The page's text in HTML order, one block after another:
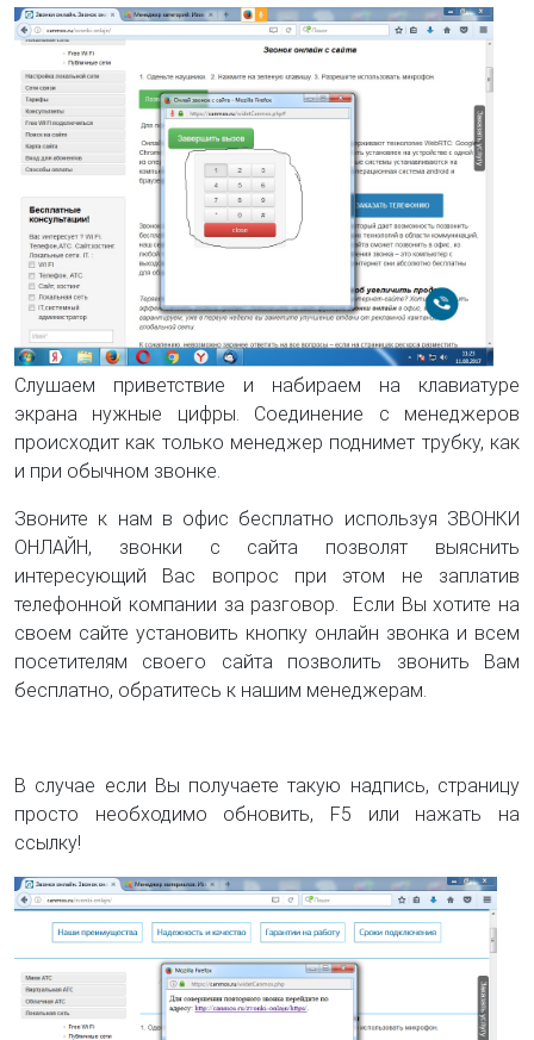
Слушаем приветствие и набираем на клавиатуре
экрана нужные цифры. Соединение с менеджеров
происходит как только менеджер поднимет трубку, как
и при обычном звонке.
Звоните к нам в офис бесплатно используя ЗВОНКИ
ОНЛАЙН, звонки с сайта позволят выяснить
интересующий Вас вопрос при этом не заплатив
телефонной компании за разговор. Если Вы хотите на
своем сайте установить кнопку онлайн звонка и всем
посетителям своего сайта позволить звонить Вам
бесплатно, обратитесь к нашим менеджерам.
В случае если Вы получаете такую надпись, страницу
просто необходимо обновить, F5 или нажать на
ссылку!